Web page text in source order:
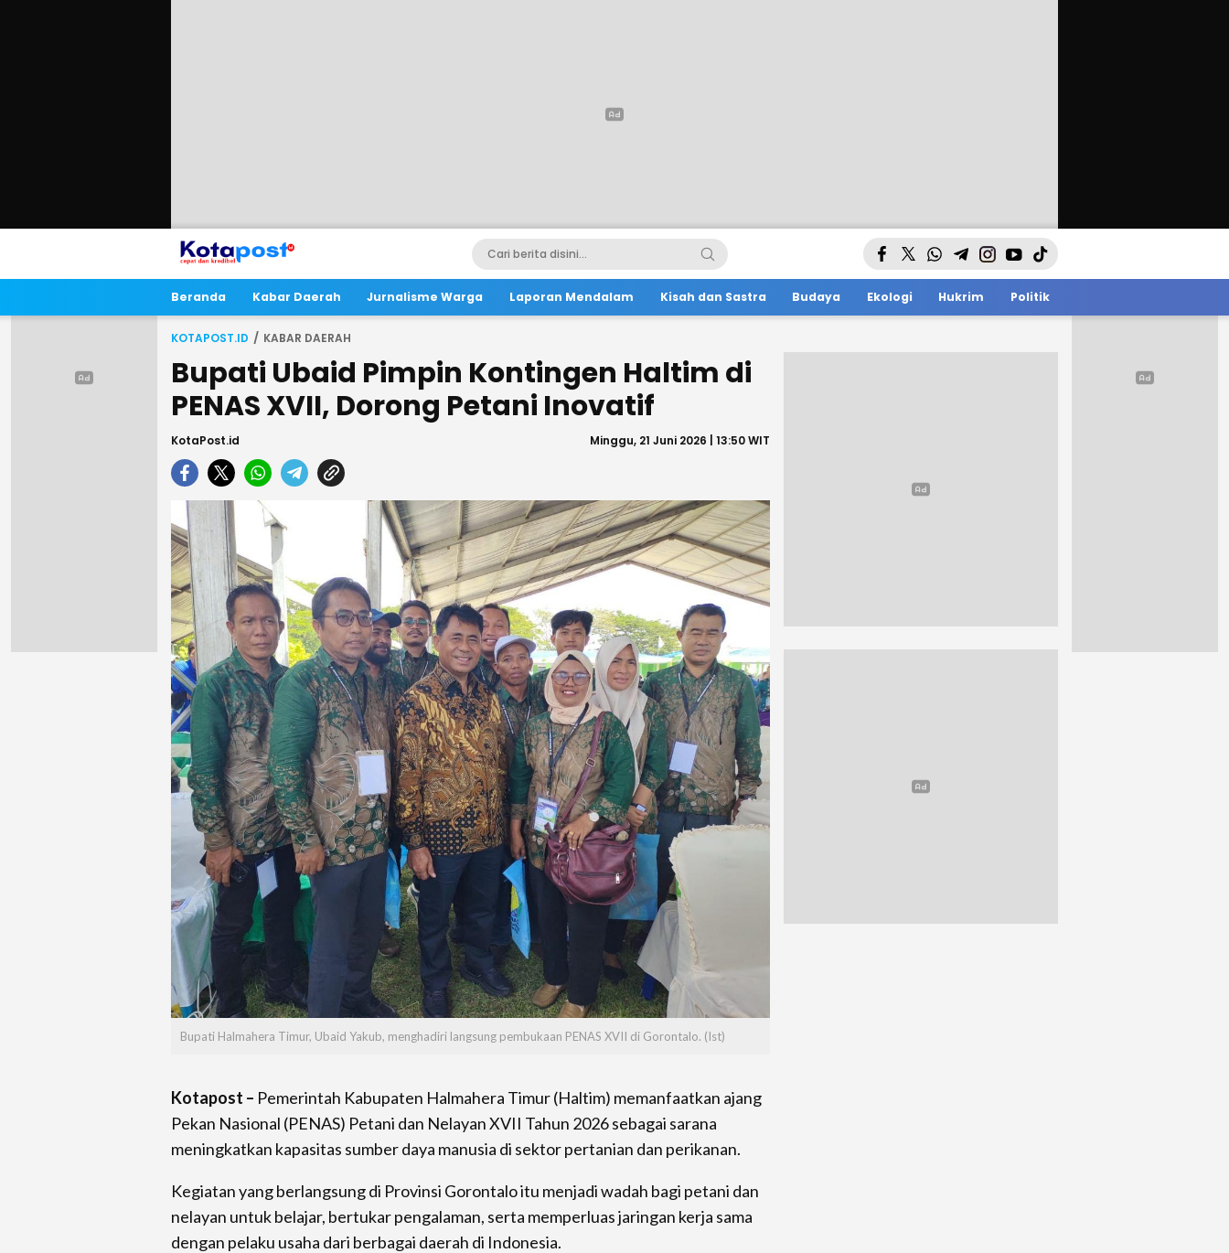
Beranda Kabar Daerah Jurnalisme Warga Laporan Mendalam Kisah dan Sastra Budaya Ekologi Hukrim Politik
KOTAPOST.ID KABAR DAERAH
Bupati Ubaid Pimpin Kontingen Haltim di
PENAS XVII, Dorong Petani Inovatif
KotaPost.id Minggu, 21 Juni 2026 | 13:50 WIT
Bupati Halmahera Timur, Ubaid Yakub, menghadiri langsung pembukaan PENAS XVII di Gorontalo. (Ist)
Kotapost – Pemerintah Kabupaten Halmahera Timur (Haltim) memanfaatkan ajang
Pekan Nasional (PENAS) Petani dan Nelayan XVII Tahun 2026 sebagai sarana
meningkatkan kapasitas sumber daya manusia di sektor pertanian dan perikanan.
Kegiatan yang berlangsung di Provinsi Gorontalo itu menjadi wadah bagi petani dan
nelayan untuk belajar, bertukar pengalaman, serta memperluas jaringan kerja sama
dengan pelaku usaha dari berbagai daerah di Indonesia.